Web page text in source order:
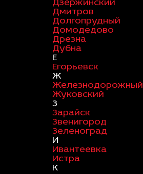
Дзержинский
Дмитров
Долгопрудный
Домодедово
Дрезна
Дубна
Е
Егорьевск
Ж
Железнодорожный
Жуковский
З
Зарайск
Звенигород
Зеленоград
И
Ивантеевка
Истра
К